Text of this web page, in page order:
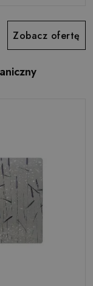
Zobacz ofertę